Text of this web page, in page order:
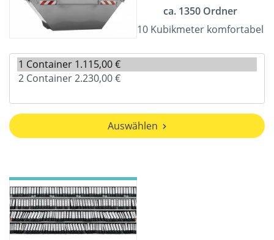
ca. 1350 Ordner
10 Kubikmeter komfortabel
Auswählen